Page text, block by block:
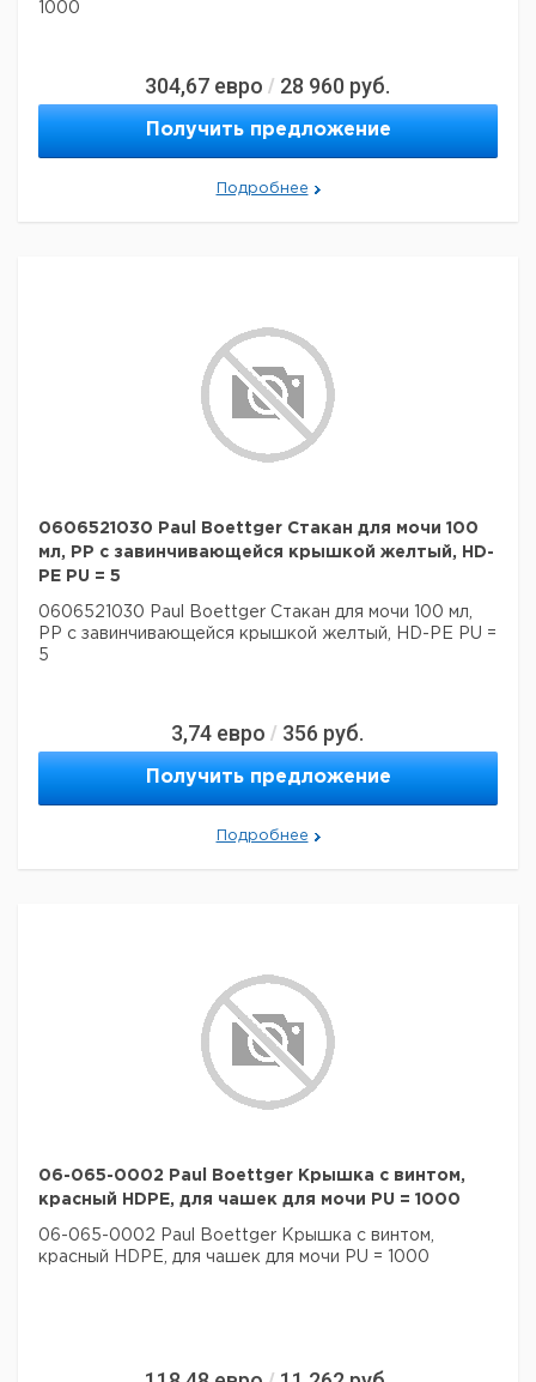
1000
304,67 евро / 28 960 руб.
Получить предложение
Подробнее
0606521030 Paul Boettger Стакан для мочи 100
мл, PP с завинчивающейся крышкой желтый, HD-
PE PU = 5
0606521030 Paul Boettger Стакан для мочи 100 мл,
PP с завинчивающейся крышкой желтый, HD-PE PU =
5
3,74 евро / 356 руб.
Получить предложение
Подробнее
06-065-0002 Paul Boettger Крышка с винтом,
красный HDPE, для чашек для мочи PU = 1000
06-065-0002 Paul Boettger Крышка с винтом,
красный HDPE, для чашек для мочи PU = 1000